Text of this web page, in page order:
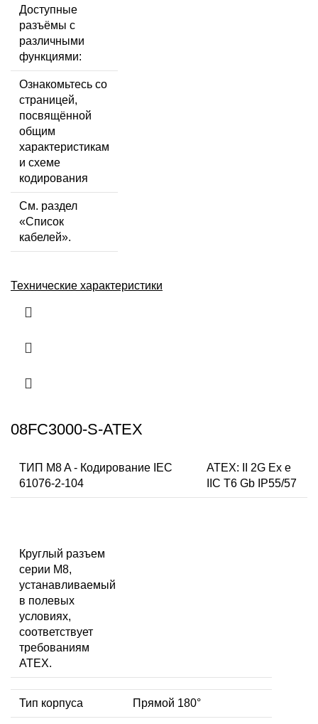
Доступные
разъёмы с
различными
функциями:
Ознакомьтесь со
страницей,
посвящённой
общим
характеристикам
и схеме
кодирования
См. раздел
«Список
кабелей».
Технические характеристики
08FC3000-S-ATEX
ТИП M8 A - Кодирование IEC
61076-2-104
ATEX: II 2G Ex e
IIC T6 Gb IP55/57
Круглый разъем
серии M8,
устанавливаемый
в полевых
условиях,
соответствует
требованиям
ATEX.
Тип корпуса Прямой 180°